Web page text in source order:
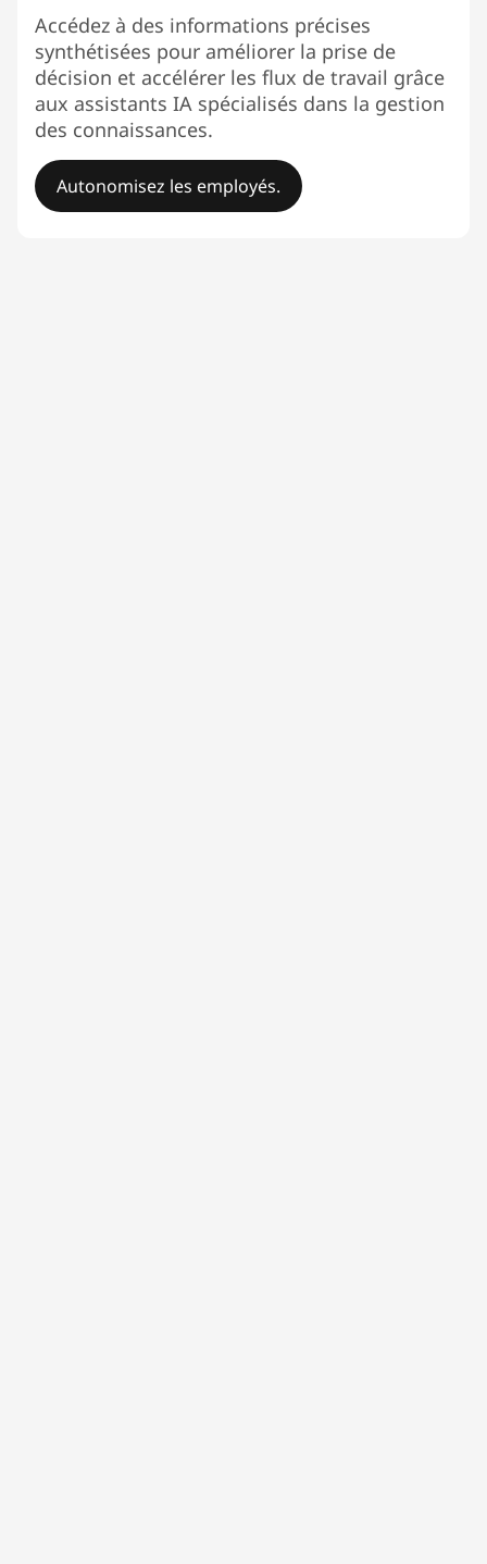
Accédez à des informations précises
synthétisées pour améliorer la prise de
décision et accélérer les flux de travail grâce
aux assistants IA spécialisés dans la gestion
des connaissances.
Autonomisez les employés.